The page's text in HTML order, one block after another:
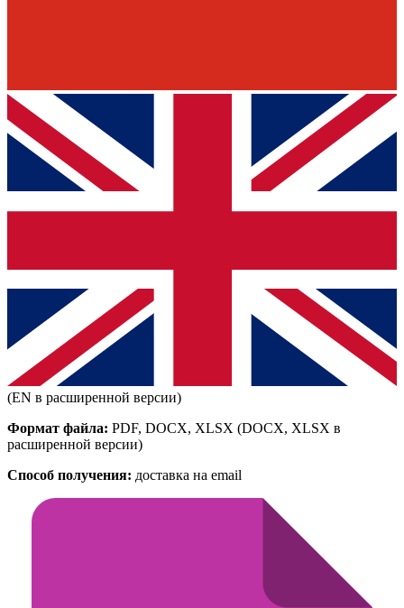
(EN в расширенной версии)
Формат файла: PDF, DOCX, XLSX (DOCX, XLSX в
расширенной версии)
Способ получения: доставка на email